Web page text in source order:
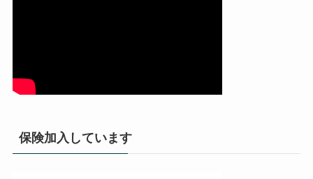
保険加入しています